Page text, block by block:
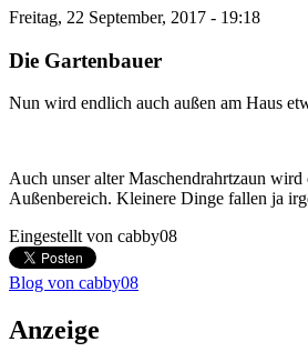
Freitag, 22 September, 2017 - 19:18
Die Gartenbauer
Nun wird endlich auch außen am Haus
Auch unser alter Maschendrahrtzaun
Außenbereich. Kleinere Dinge fallen ja
Eingestellt von cabby08
Blog von cabby08
Anzeige